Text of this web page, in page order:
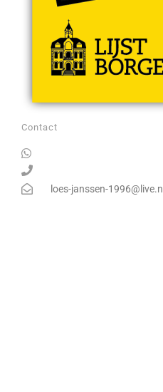
Contact
loes-janssen-1996@live.nl